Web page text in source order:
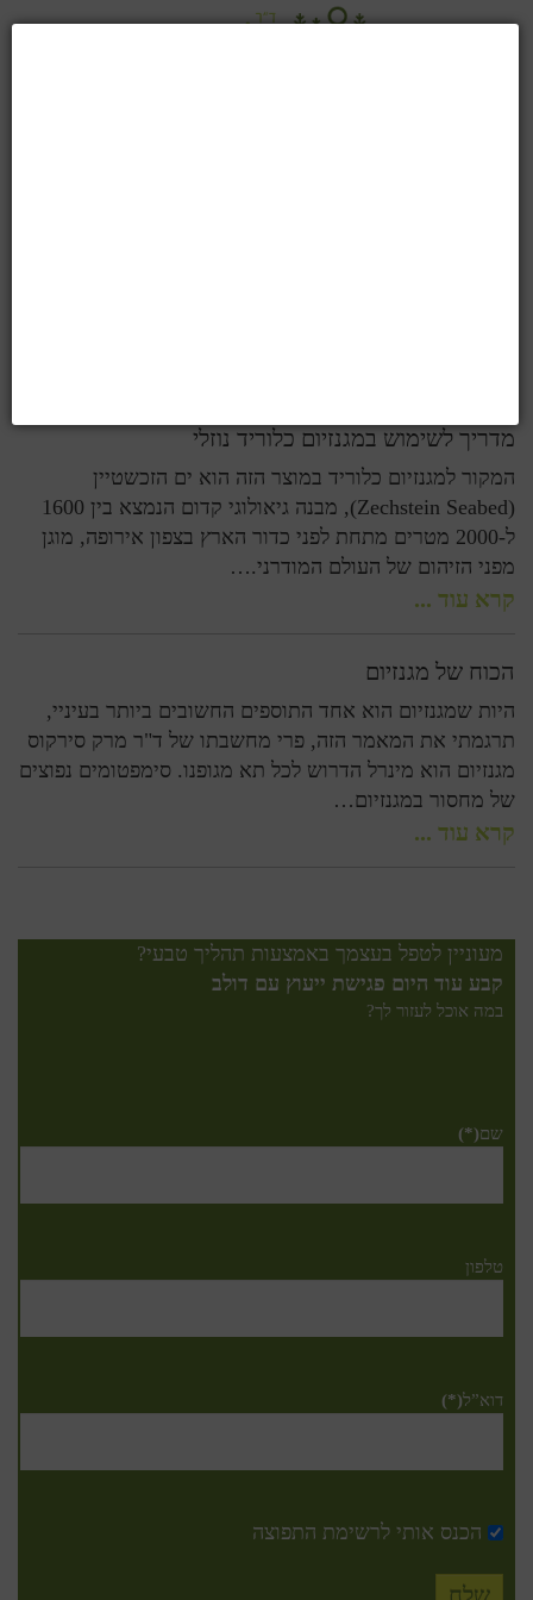
מדריך לשימוש במגנזיום כלוריד נוזלי
המקור למגנזיום כלוריד במוצר הזה הוא ים הזכשטיין
(Zechstein Seabed), מבנה גיאולוגי קדום הנמצא בין 1600
ל-2000 מטרים מתחת לפני כדור הארץ בצפון אירופה, מוגן
מפני הזיהום של העולם המודרני.…
קרא עוד ...
הכוח של מגנזיום
היות שמגנזיום הוא אחד התוספים החשובים ביותר בעיניי,
תרגמתי את המאמר הזה, פרי מחשבתו של ד"ר מרק סירקוס
מגנזיום הוא מינרל הדרוש לכל תא מגופנו. סימפטומים נפוצים
של מחסור במגנזיום…
קרא עוד ...
מעוניין לטפל בעצמך באמצעות תהליך טבעי?
קבע עוד היום פגישת ייעוץ עם דולב
במה אוכל לעזור לך?
שם(*)
טלפון
דוא”ל(*)
הכנס אותי לרשימת התפוצה